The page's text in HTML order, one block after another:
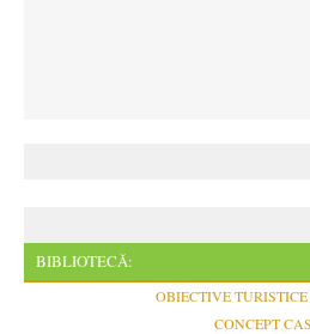
BIBLIOTECĂ:
OBIECTIVE
CONCEPT